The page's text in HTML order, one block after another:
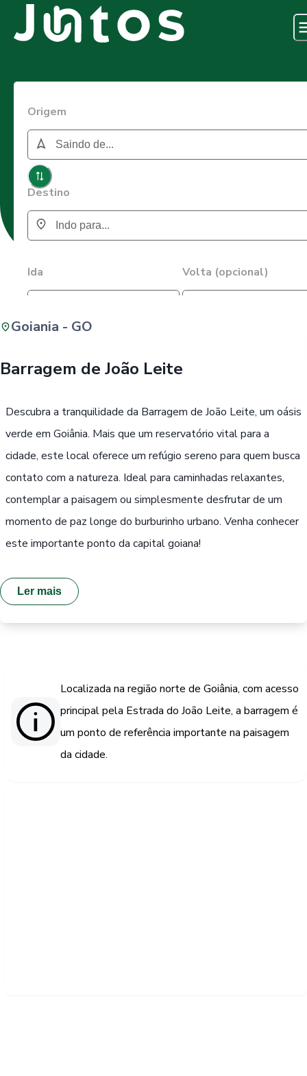
Origem
Destino
Ida Volta (opcional)
Goiania - GO
Barragem de João Leite
Descubra a tranquilidade da Barragem de João Leite, um oásis
verde em Goiânia. Mais que um reservatório vital para a
cidade, este local oferece um refúgio sereno para quem busca
contato com a natureza. Ideal para caminhadas relaxantes,
contemplar a paisagem ou simplesmente desfrutar de um
momento de paz longe do burburinho urbano. Venha conhecer
este importante ponto da capital goiana!
Ler mais
Localizada na região norte de Goiânia, com acesso
principal pela Estrada do João Leite, a barragem é
um ponto de referência importante na paisagem
da cidade.